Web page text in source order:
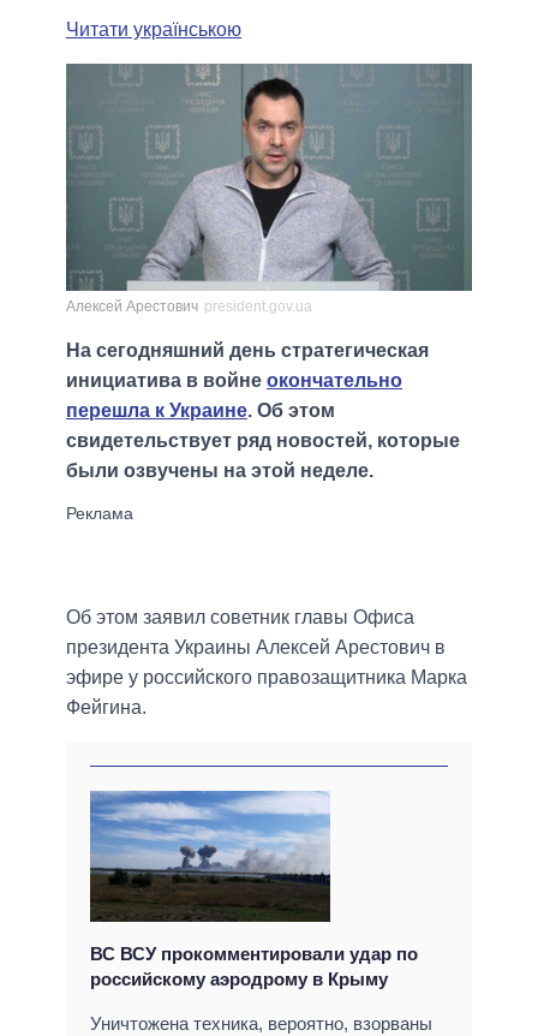
Читати українською
Алексей Арестович president.gov.ua
На сегодняшний день стратегическая
инициатива в войне окончательно
перешла к Украине. Об этом
свидетельствует ряд новостей, которые
были озвучены на этой неделе.
Об этом заявил советник главы Офиса
президента Украины Алексей Арестович в
эфире у российского правозащитника Марка
Фейгина.
ВС ВСУ прокомментировали удар по
российскому аэродрому в Крыму
Уничтожена техника, вероятно, взорваны